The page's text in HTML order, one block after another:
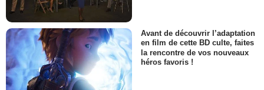
Avant de découvrir l’adaptation
en film de cette BD culte, faites
la rencontre de vos nouveaux
héros favoris !